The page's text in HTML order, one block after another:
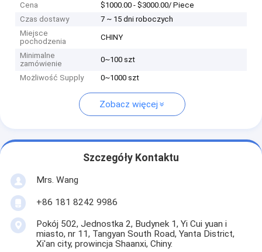
Cena
$1000.00 - $3000.00/ Piece
Czas dostawy
7 ~ 15 dni roboczych
Miejsce
pochodzenia
CHINY
Minimalne
zamówienie
0~100 szt
Możliwość Supply 0~1000 szt
Zobacz więcej
Szczegóły Kontaktu
Mrs. Wang
+86 181 8242 9986
Pokój 502, Jednostka 2, Budynek 1, Yi Cui yuan i
miasto, nr 11, Tangyan South Road, Yanta District,
Xi'an city, prowincja Shaanxi, Chiny.